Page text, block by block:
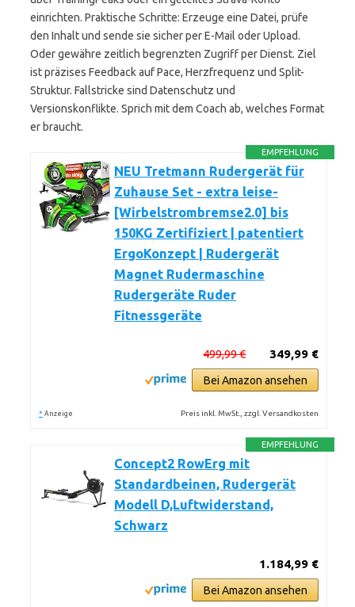
einrichten. Praktische Schritte: Erzeuge eine Datei, prüfe
den Inhalt und sende sie sicher per E-Mail oder Upload.
Oder gewähre zeitlich begrenzten Zugriff per Dienst. Ziel
ist präzises Feedback auf Pace, Herzfrequenz und Split-
Struktur. Fallstricke sind Datenschutz und
Versionskonflikte. Sprich mit dem Coach ab, welches Format
er braucht.
EMPFEHLUNG
NEU Tretmann Rudergerät für
Zuhause Set - extra leise-
[Wirbelstrombremse2.0] bis
150KG Zertifiziert | patentiert
ErgoKonzept | Rudergerät
Magnet Rudermaschine
Rudergeräte Ruder
Fitnessgeräte
349,99 €
499,99 €
Bei Amazon ansehen
* Anzeige Preis inkl. MwSt., zzgl. Versandkosten
EMPFEHLUNG
Concept2 RowErg mit
Standardbeinen, Rudergerät
Modell D,Luftwiderstand,
Schwarz
1.184,99 €
Bei Amazon ansehen